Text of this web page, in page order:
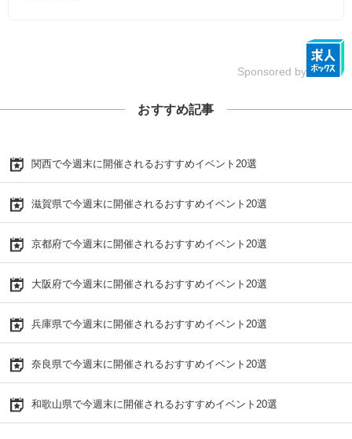
Sponsored by
おすすめ記事
関西で今週末に開催されるおすすめイベント20選
滋賀県で今週末に開催されるおすすめイベント20選
京都府で今週末に開催されるおすすめイベント20選
大阪府で今週末に開催されるおすすめイベント20選
兵庫県で今週末に開催されるおすすめイベント20選
奈良県で今週末に開催されるおすすめイベント20選
和歌山県で今週末に開催されるおすすめイベント20選